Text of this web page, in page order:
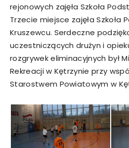
rejonowych zajęła Szkoła
Trzecie miejsce zajęła Szkoła
Kruszewcu. Serdeczne
uczestniczących drużyn i
rozgrywek eliminacyjnych był
Rekreacji w Kętrzynie przy
Starostwem Powiatowym w